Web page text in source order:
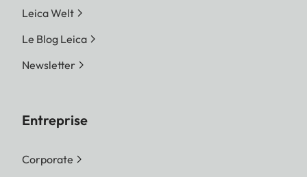
Leica Welt
Le Blog Leica
Newsletter
Entreprise
Corporate